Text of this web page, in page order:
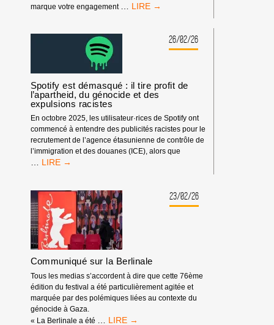
marque votre engagement
EUROVISION
OUVERTE26/02/26
Spotify est démasqué : il tire profit de
l’apartheid, du génocide et des
expulsions racistes
En octobre 2025, les utilisateur·rices de Spotify ont
commencé à entendre des publicités racistes pour le
recrutement de l’agence étasunienne de contrôle de
l’immigration et des douanes (ICE), alors que
… SPOTIFY
:
IL
TIRE
PROFIT
DE
L’APARTHEID,
DU
GÉNOCIDE
ET
DES
EXPULSIONS
RACISTES
23/02/26
Communiqué sur la Berlinale
Tous les medias s’accordent à dire que cette 76ème
édition du festival a été particulièrement agitée et
marquée par des polémiques liées au contexte du
génocide à Gaza.
« La Berlinale a été
COMMUNIQUÉ